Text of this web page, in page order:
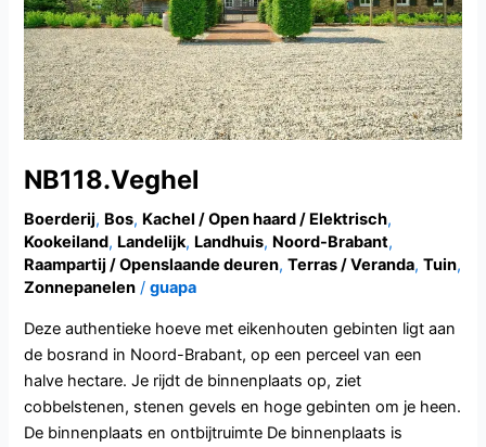
NB118.Veghel
Boerderij, Bos, Kachel / Open haard / Elektrisch,
Kookeiland, Landelijk, Landhuis, Noord-Brabant,
Raampartij / Openslaande deuren,Terras / Veranda,Tuin,
Zonnepanelen /guapa
Deze authentieke hoeve met eikenhouten gebinten ligt aan
de bosrand in Noord-Brabant, op een perceel van een
halve hectare. Je rijdt de binnenplaats op, ziet
cobbelstenen, stenen gevels en hoge gebinten om je heen.
De binnenplaats en ontbijtruimte De binnenplaats is